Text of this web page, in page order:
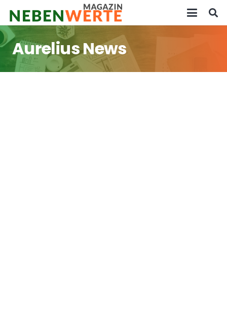
Aurelius News